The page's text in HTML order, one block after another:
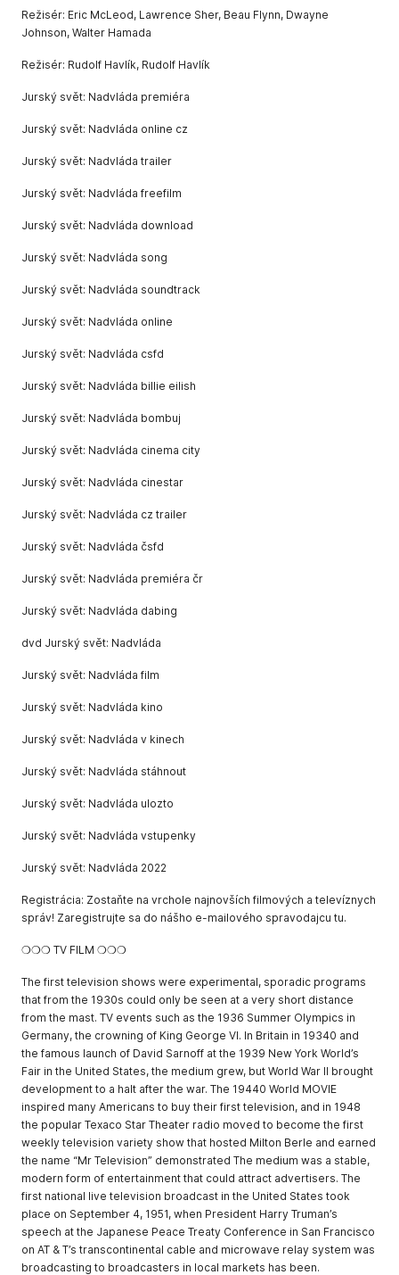
Režisér: Eric McLeod, Lawrence Sher, Beau Flynn, Dwayne
Johnson, Walter Hamada
Režisér: Rudolf Havlík, Rudolf Havlík
Jurský svět: Nadvláda premiéra
Jurský svět: Nadvláda online cz
Jurský svět: Nadvláda trailer
Jurský svět: Nadvláda freefilm
Jurský svět: Nadvláda download
Jurský svět: Nadvláda song
Jurský svět: Nadvláda soundtrack
Jurský svět: Nadvláda online
Jurský svět: Nadvláda csfd
Jurský svět: Nadvláda billie eilish
Jurský svět: Nadvláda bombuj
Jurský svět: Nadvláda cinema city
Jurský svět: Nadvláda cinestar
Jurský svět: Nadvláda cz trailer
Jurský svět: Nadvláda čsfd
Jurský svět: Nadvláda premiéra čr
Jurský svět: Nadvláda dabing
dvd Jurský svět: Nadvláda
Jurský svět: Nadvláda film
Jurský svět: Nadvláda kino
Jurský svět: Nadvláda v kinech
Jurský svět: Nadvláda stáhnout
Jurský svět: Nadvláda ulozto
Jurský svět: Nadvláda vstupenky
Jurský svět: Nadvláda 2022
Registrácia: Zostaňte na vrchole najnovších filmových a televíznych
správ! Zaregistrujte sa do nášho e-mailového spravodajcu tu.
❍❍❍ TV FILM ❍❍❍
The first television shows were experimental, sporadic programs
that from the 1930s could only be seen at a very short distance
from the mast. TV events such as the 1936 Summer Olympics in
Germany, the crowning of King George VI. In Britain in 19340 and
the famous launch of David Sarnoff at the 1939 New York World’s
Fair in the United States, the medium grew, but World War II brought
development to a halt after the war. The 19440 World MOVIE
inspired many Americans to buy their first television, and in 1948
the popular Texaco Star Theater radio moved to become the first
weekly television variety show that hosted Milton Berle and earned
the name “Mr Television” demonstrated The medium was a stable,
modern form of entertainment that could attract advertisers. The
first national live television broadcast in the United States took
place on September 4, 1951, when President Harry Truman’s
speech at the Japanese Peace Treaty Conference in San Francisco
on AT & T’s transcontinental cable and microwave relay system was
broadcasting to broadcasters in local markets has been.